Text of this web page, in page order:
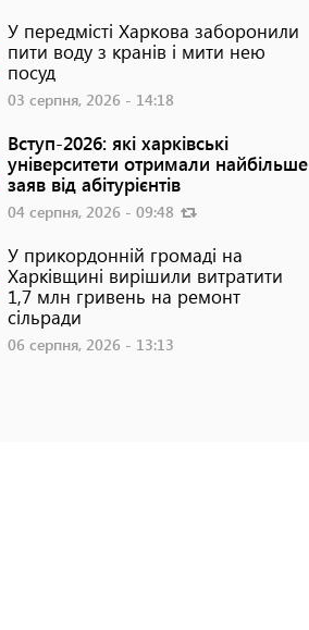
У передмісті Харкова заборонили
пити воду з кранів і мити нею
посуд
03 серпня, 2026 - 14:18
Вступ-2026: які харківські
університети отримали найбільше
заяв від абітурієнтів
04 серпня, 2026 - 09:48
У прикордонній громаді на
Харківщині вирішили витратити
1,7 млн гривень на ремонт
сільради
06 серпня, 2026 - 13:13